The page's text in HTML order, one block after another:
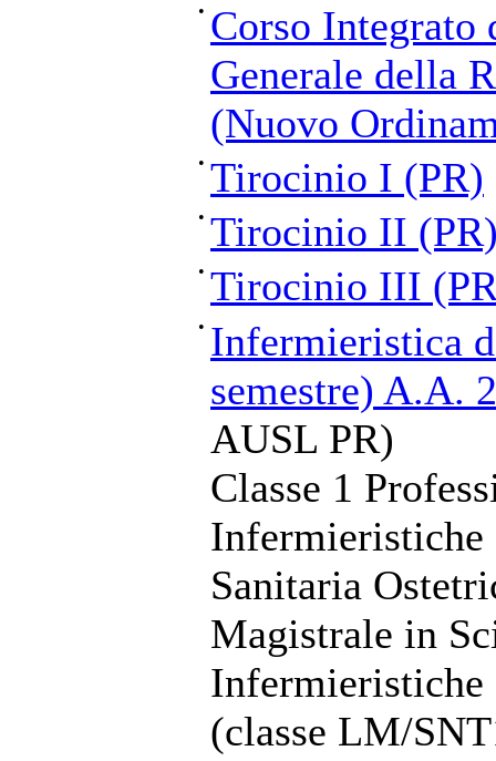
• Corso
Generale della
(Nuovo
• Tirocinio I (PR)
• Tirocinio II
• Tirocinio III
• Infermieristica
semestre) A.A.
AUSL PR)
Classe 1
Infermieristiche
Sanitaria
Magistrale in
Infermieristiche
(classe LM/